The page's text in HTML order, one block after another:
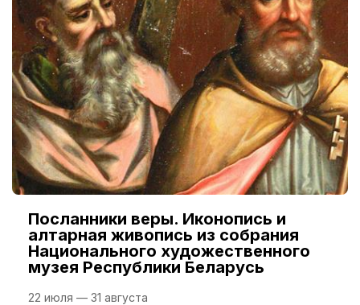
Посланники веры. Иконопись и
алтарная живопись из собрания
Национального художественного
музея Республики Беларусь
22 июля — 31 августа